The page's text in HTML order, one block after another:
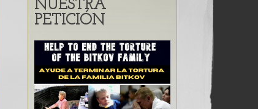
(Español) 34. Ampliación de mi Primera
6. The root of our problems
NUESTRA
PETICIÓN